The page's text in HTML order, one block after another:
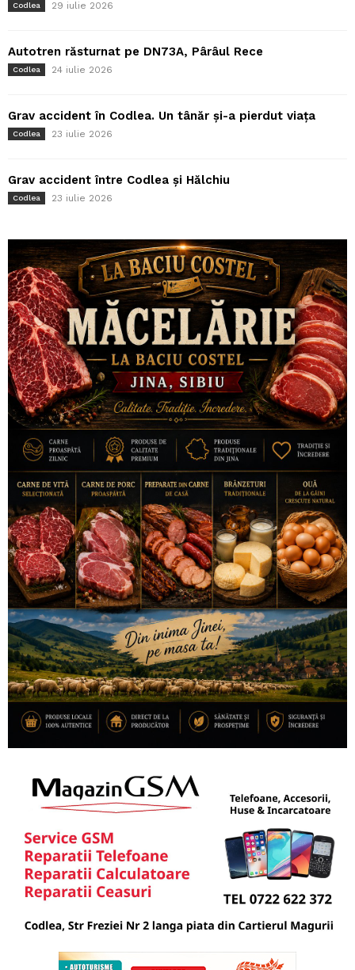
Codlea 29 iulie 2026
Autotren răsturnat pe DN73A, Pârâul Rece
Codlea 24 iulie 2026
Grav accident în Codlea. Un tânăr și-a pierdut viața
Codlea 23 iulie 2026
Grav accident între Codlea și Hălchiu
Codlea 23 iulie 2026